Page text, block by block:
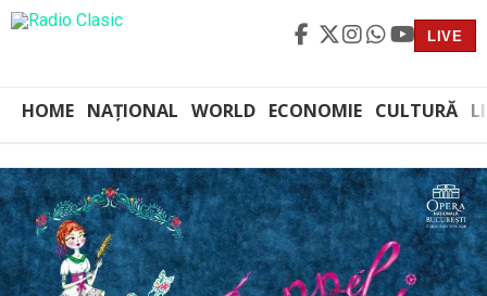
LIVE
HOME NAȚIONAL WORLD ECONOMIE CULTURĂ